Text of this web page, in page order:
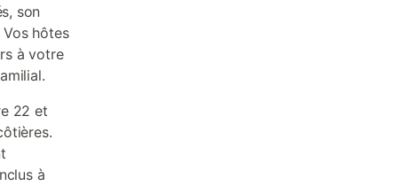
son
hôtes
à votre
22 et
à